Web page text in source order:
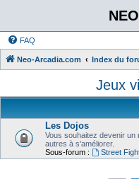
FAQ
Neo-Arcadia.com Index du
Jeux
Les Dojos
Vous souhaitez devenir un
autres à s'améliorer.
Sous-forum :
Street